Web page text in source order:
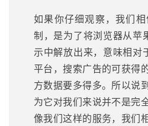
如果你仔细观察，我们
制，是为了将浏览器从苹
示中解放出来，意味相对
平台，搜索广告的可获得
方数据要多得多。所以说
为它对我们来说并不是完
像我们这样的服务，我们